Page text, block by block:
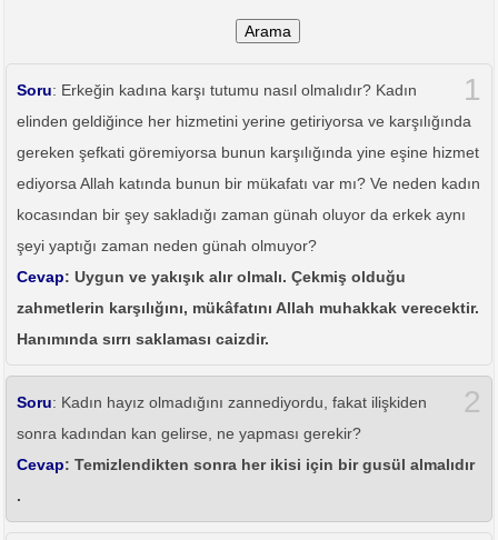
Arama
1
Soru: Erkeğin kadına karşı tutumu nasıl olmalıdır? Kadın
elinden geldiğince her hizmetini yerine getiriyorsa ve karşılığında
gereken şefkati göremiyorsa bunun karşılığında yine eşine hizmet
ediyorsa Allah katında bunun bir mükafatı var mı? Ve neden kadın
kocasından bir şey sakladığı zaman günah oluyor da erkek aynı
şeyi yaptığı zaman neden günah olmuyor?
Cevap: Uygun ve yakışık alır olmalı. Çekmiş olduğu
zahmetlerin karşılığını, mükâfatını Allah muhakkak verecektir.
Hanımında sırrı saklaması caizdir.
2
Soru: Kadın hayız olmadığını zannediyordu, fakat ilişkiden
sonra kadından kan gelirse, ne yapması gerekir?
Cevap: Temizlendikten sonra her ikisi için bir gusül almalıdır
.